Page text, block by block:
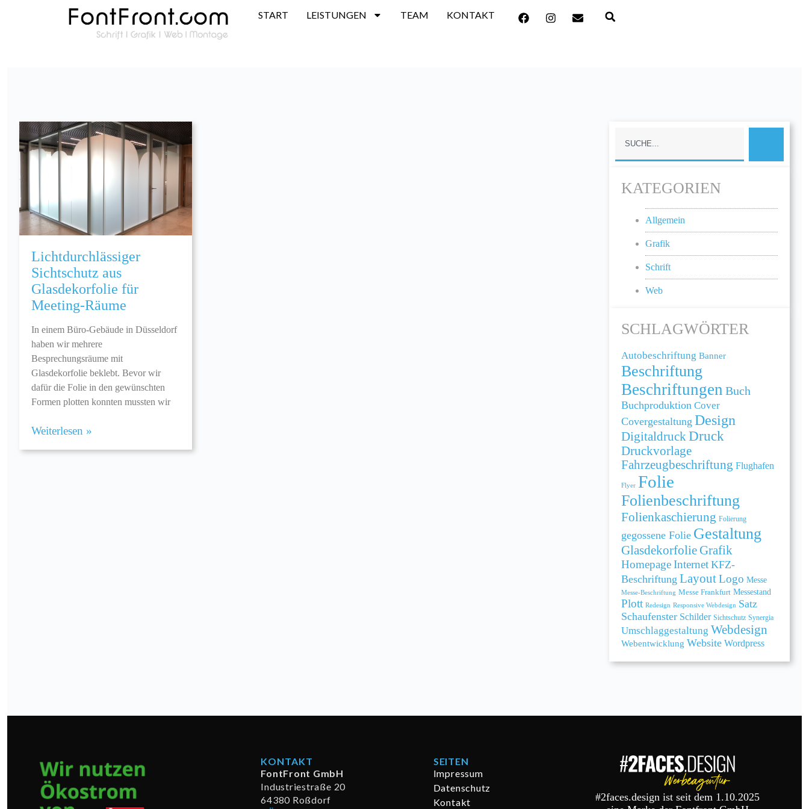
START LEISTUNGEN TEAM KONTAKT
Lichtdurchlässiger
Sichtschutz aus
Glasdekorfolie für
Meeting-Räume
In einem Büro-Gebäude in Düsseldorf
haben wir mehrere
Besprechungsräume mit
Glasdekorfolie beklebt. Bevor wir
dafür die Folie in den gewünschten
Formen plotten konnten mussten wir
Weiterlesen »
KATEGORIEN
Allgemein
Grafik
Schrift
Web
SCHLAGWÖRTER
Autobeschriftung Banner
Beschriftung
Beschriftungen Buch
Buchproduktion Cover
Covergestaltung Design
Digitaldruck Druck
Druckvorlage
Fahrzeugbeschriftung Flughafen
Flyer Folie
Folienbeschriftung
Folienkaschierung Folierung
gegossene Folie Gestaltung
Glasdekorfolie Grafik
HomepageInternet KFZ-
Beschriftung LayoutLogo Messe
Messe-Beschriftung Messe Frankfurt Messestand
Plott Redesign Responsive Webdesign Satz
Schaufenster Schilder Sichtschutz Synergia
Umschlaggestaltung Webdesign
Webentwicklung Website Wordpress
KONTAKT
FontFront GmbH
Industriestraße 20
64380 Roßdorf
SEITEN
Impressum
Datenschutz
Kontakt
#2faces.design ist seit dem 1.10.2025